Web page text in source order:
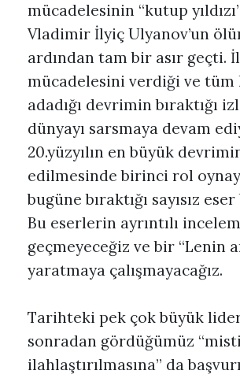
mücadelesinin “kutup
Vladimir İlyiç Ulyanov’un
ardından tam bir asır geçti.
mücadelesini verdiği ve tüm
adadığı devrimin bıraktığı
dünyayı sarsmaya devam
20.yüzyılın en büyük
edilmesinde birinci rol
bugüne bıraktığı sayısız
Bu eserlerin ayrıntılı
geçmeyeceğiz ve bir “Lenin
yaratmaya çalışmayacağız.
Tarihteki pek çok büyük
sonradan gördüğümüz
ilahlaştırılmasına” da